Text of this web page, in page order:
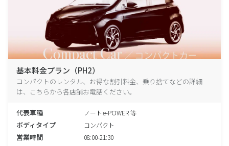
基本料金プラン（PH2）
コンパクトのレンタル、お得な割引料金、乗り捨てなどの詳細
は、こちらから各店舗お電話ください。
代表車種 ノートe-POWER 等
ボディタイプ コンパクト
営業時間 08:00-21:30